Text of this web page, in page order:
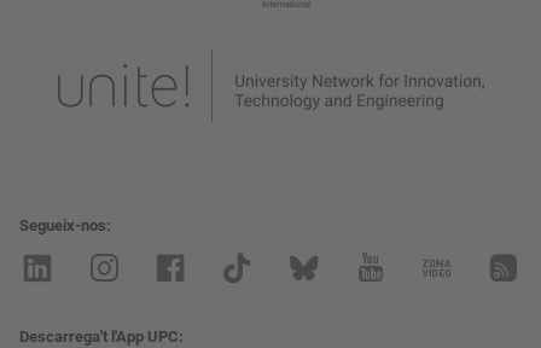
Segueix-nos
Descarrega't l'App UPC